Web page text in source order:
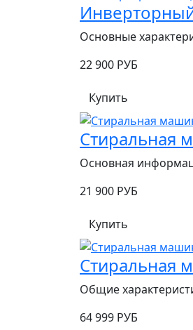
Основные
22 900 РУБ
Купить
Стиральная
Основная
21 900 РУБ
Купить
Стиральная
Общие
64 999 РУБ